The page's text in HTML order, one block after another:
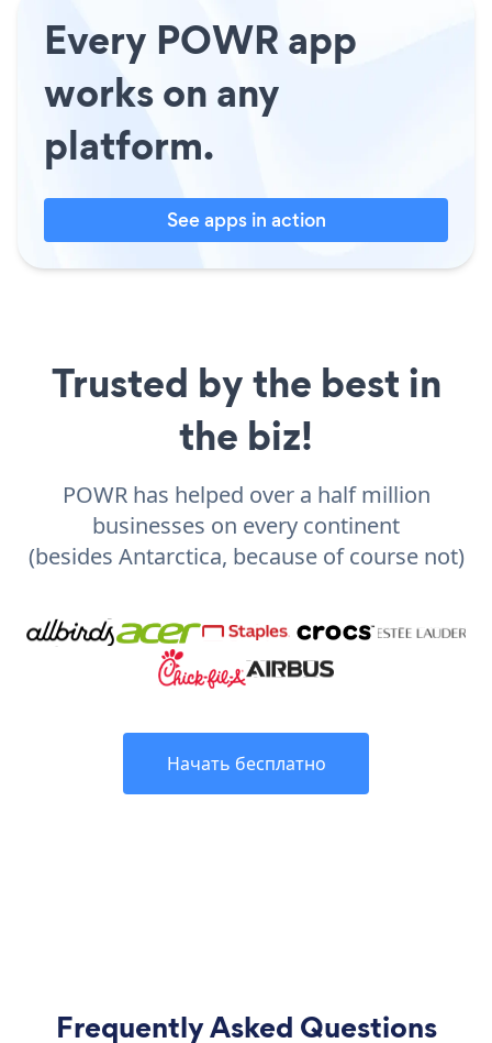
Every POWR app
works on any
platform.
See apps in action
Trusted by the best in
the biz!
POWR has helped over a half million
businesses on every continent
(besides Antarctica, because of course not)
Начать бесплатно
Frequently Asked Questions